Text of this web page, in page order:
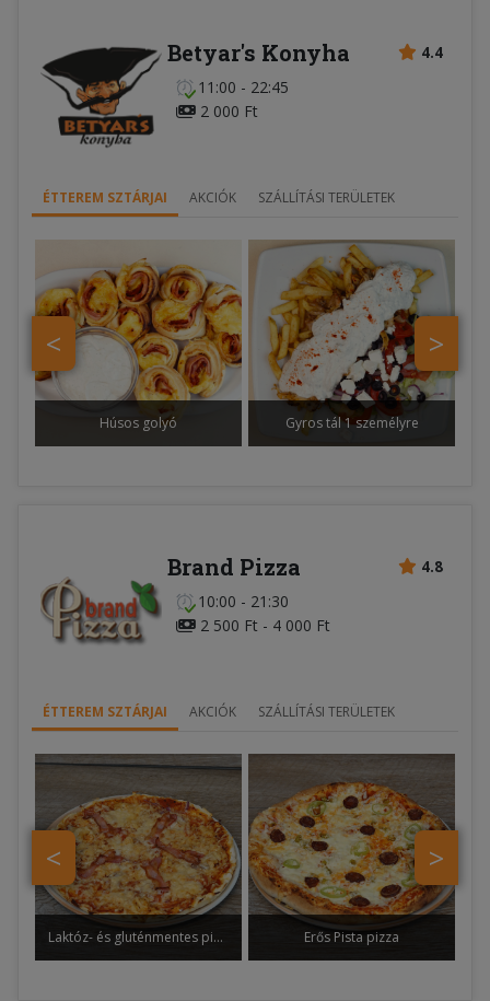
4.4
Betyar's Konyha
11:00 - 22:45
2 000 Ft
ÉTTEREM SZTÁRJAI AKCIÓK SZÁLLÍTÁSI TERÜLETEK
>
<
Húsos golyó Gyros tál 1 személyre
4.8
Brand Pizza
10:00 - 21:30
2 500 Ft - 4 000 Ft
ÉTTEREM SZTÁRJAI AKCIÓK SZÁLLÍTÁSI TERÜLETEK
>
<
Laktóz- és gluténmentes pizza Erős Pista pizza